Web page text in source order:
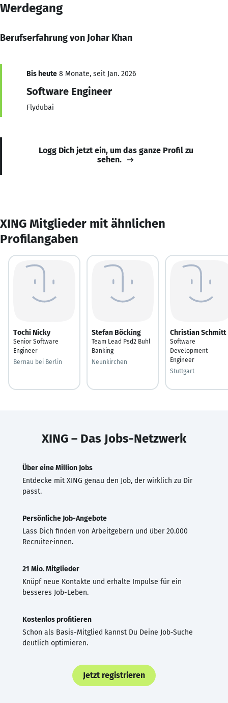
Werdegang
Berufserfahrung von Johar Khan
Bis heute 8 Monate, seit Jan. 2026
Software Engineer
Flydubai
Logg Dich jetzt ein, um das ganze Profil zu
sehen.
XING Mitglieder mit ähnlichen
Profilangaben
Tochi Nicky
Senior Software
Engineer
Bernau bei Berlin
Stefan Böcking
Team Lead Psd2 Buhl
Banking
Neunkirchen
Christian Schmitt
Software
Development
Engineer
Stuttgart
XING – Das Jobs-Netzwerk
Über eine Million Jobs
Entdecke mit XING genau den Job, der wirklich zu Dir
passt.
Persönliche Job-Angebote
Lass Dich finden von Arbeitgebern und über 20.000
Recruiter·innen.
21 Mio. Mitglieder
Knüpf neue Kontakte und erhalte Impulse für ein
besseres Job-Leben.
Kostenlos profitieren
Schon als Basis-Mitglied kannst Du Deine Job-Suche
deutlich optimieren.
Jetzt registrieren